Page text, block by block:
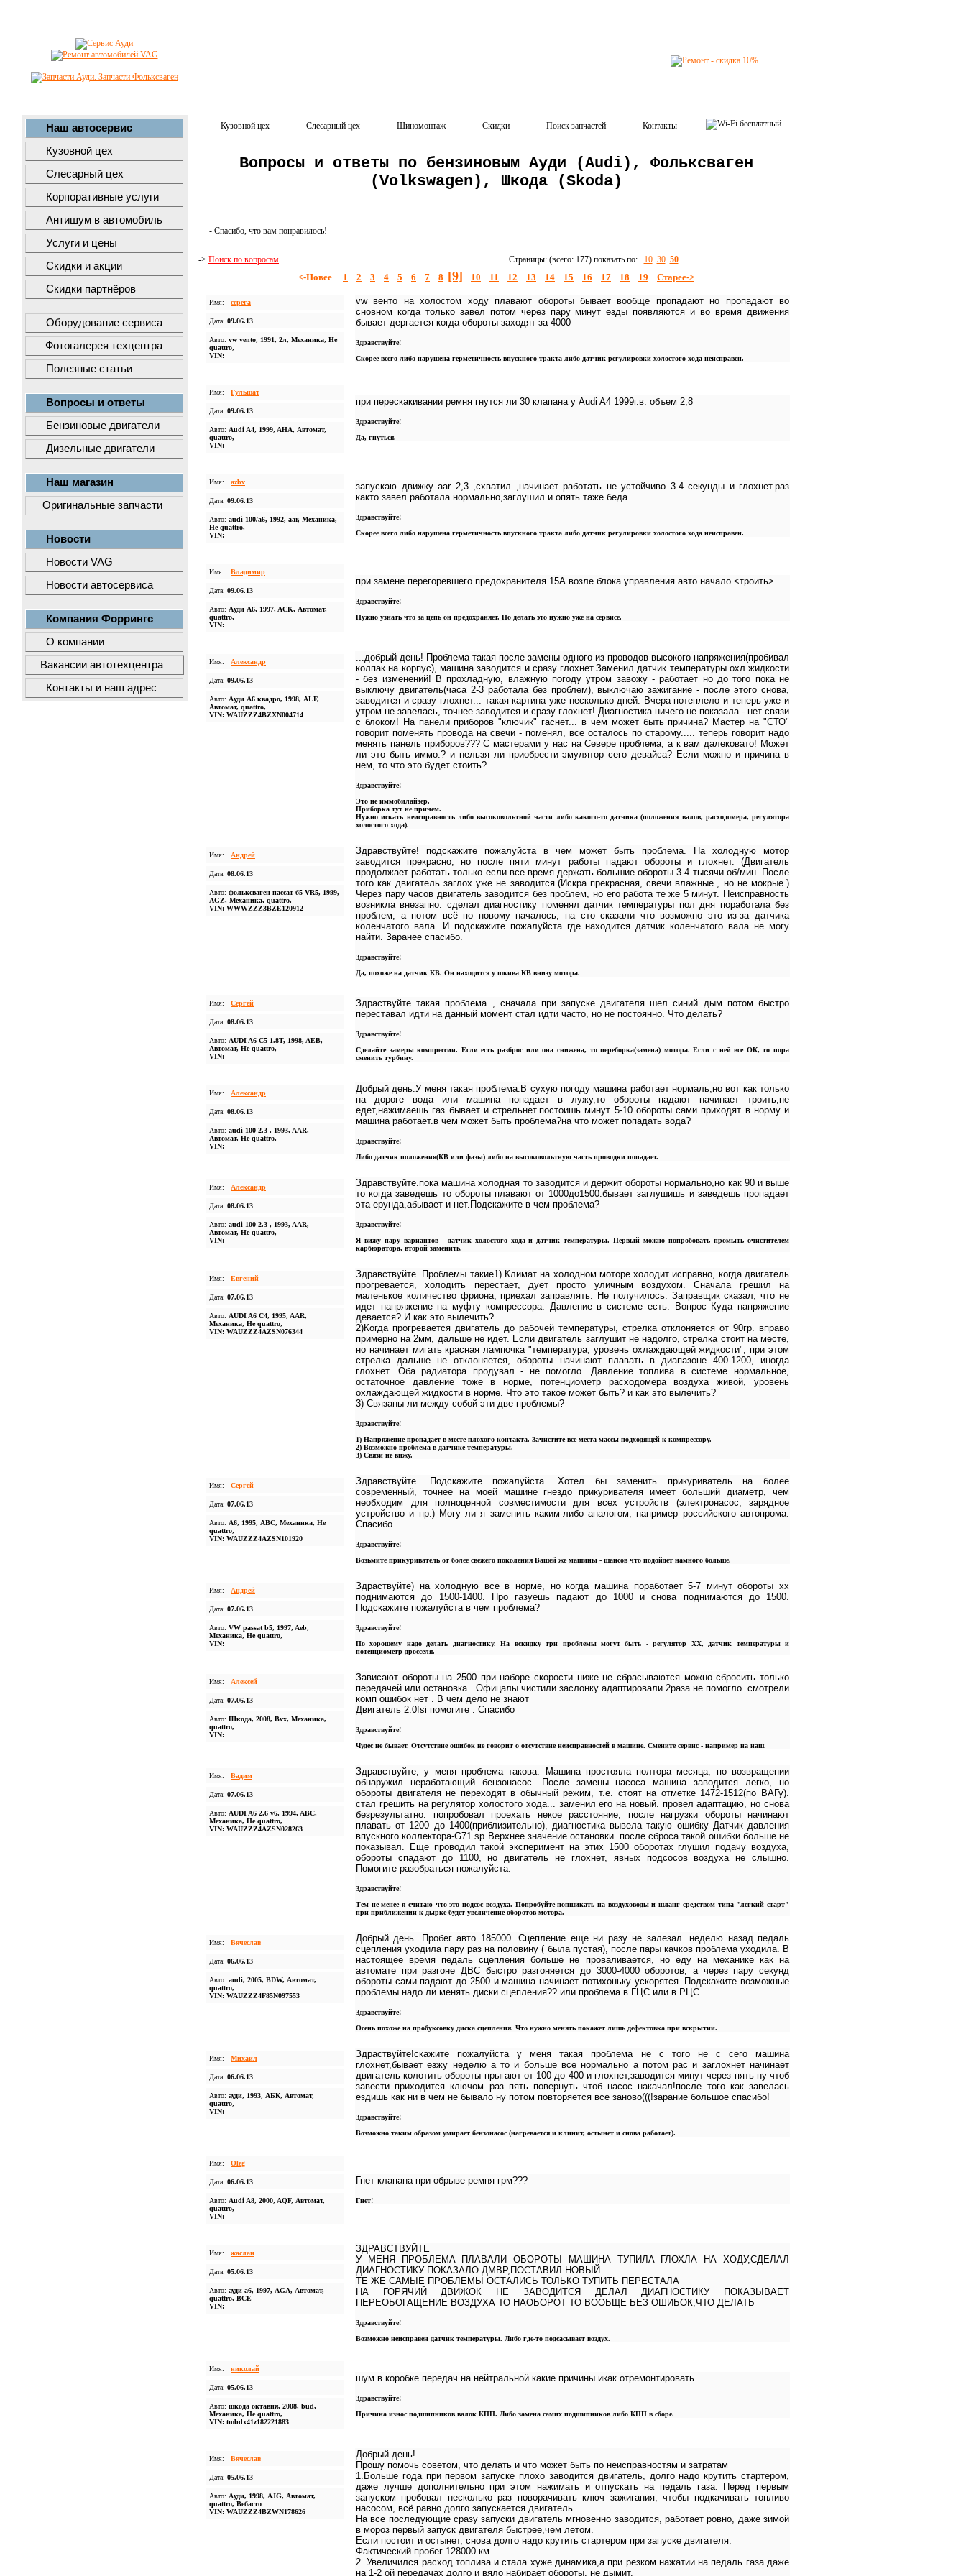
Наш автосервис
Кузовной цех
Слесарный цех
Корпоративные услуги
Антишум в автомобиль
Услуги и цены
Скидки и акции
Скидки партнёров
Оборудование сервиса
Фотогалерея техцентра
Полезные статьи
Вопросы и ответы
Бензиновые двигатели
Дизельные двигатели
Наш магазин
Оригинальные запчасти
Новости
Новости VAG
Новости автосервиса
Компания Форрингс
О компании
Вакансии автотехцентра
Контакты и наш адрес
Кузовной цех Слесарный цех Шиномонтаж Скидки Поиск запчастей Контакты
Вопросы и ответы по бензиновым Ауди (Audi), Фольксваген
(Volkswagen), Шкода (Skoda)
- Спасибо, что вам понравилось!
-> Поиск по вопросам Страницы: (всего: 177) показать по: 10 30 50
<-Новее 1 2 3 4 5 6 7 8 [9] 10 11 12 13 14 15 16 17 18 19 Старее->
Имя: серега
Дата: 09.06.13
Авто: vw vento, 1991, 2л, Механика, Не
quattro,
VIN:
vw венто на холостом ходу плавают обороты бывает вообще пропадают но пропадают во
сновном когда только завел потом через пару минут езды появляются и во время движения
бывает дергается когда обороты заходят за 4000
Здравствуйте!
Скорее всего либо нарушена герметичность впускного тракта либо датчик регулировки холостого хода неисправен.
Имя: Гульшат
Дата: 09.06.13
Авто: Audi A4, 1999, AHA, Автомат,
quattro,
VIN:
при перескакивании ремня гнутся ли 30 клапана у Audi A4 1999г.в. объем 2,8
Здравствуйте!
Да, гнуться.
Имя: azbv
Дата: 09.06.13
Авто: audi 100/a6, 1992, aar, Механика,
Не quattro,
VIN:
запускаю движку aar 2,3 ,схватил ,начинает работать не устойчиво 3-4 секунды и глохнет.раз
както завел работала нормально,заглушил и опять таже беда
Здравствуйте!
Скорее всего либо нарушена герметичность впускного тракта либо датчик регулировки холостого хода неисправен.
Имя: Владимир
Дата: 09.06.13
Авто: Aуди A6, 1997, ACK, Автомат,
quattro,
VIN:
при замене перегоревшего предохранителя 15А возле блока управления авто начало <троить>
Здравствуйте!
Нужно узнать что за цепь он предохраняет. Но делать это нужно уже на сервисе.
Имя: Александр
Дата: 09.06.13
Авто: Ауди А6 квадро, 1998, ALF,
Автомат, quattro,
VIN: WAUZZZ4BZXN004714
...добрый день! Проблема такая после замены одного из проводов высокого напряжения(пробивал
колпак на корпус), машина заводится и сразу глохнет.Заменил датчик температуры охл.жидкости
- без изменений! В прохладную, влажную погоду утром завожу - работает но до того пока не
выключу двигатель(часа 2-3 работала без проблем), выключаю зажигание - после этого снова,
заводится и сразу глохнет... такая картина уже несколько дней. Вчера потеплело и теперь уже и
утром не завелась, точнее заводится и сразу глохнет! Диагностика ничего не показала - нет связи
с блоком! На панели приборов "ключик" гаснет... в чем может быть причина? Мастер на "СТО"
говорит поменять провода на свечи - поменял, все осталось по старому..... теперь говорит надо
менять панель приборов??? С мастерами у нас на Севере проблема, а к вам далековато! Может
ли это быть иммо.? и нельзя ли приобрести эмулятор сего девайса? Если можно и причина в
нем, то что это будет стоить?
Здравствуйте!
Это не иммобилайзер.
Приборка тут не причем.
Нужно искать неисправность либо высоковольтной части либо какого-то датчика (положения валов, расходомера, регулятора
холостого хода).
Имя: Андрей
Дата: 08.06.13
Авто: фольксваген пассат б5 VR5, 1999,
AGZ, Механика, quattro,
VIN: WWWZZZ3BZE120912
Здравствуйте! подскажите пожалуйста в чем может быть проблема. На холодную мотор
заводится прекрасно, но после пяти минут работы падают обороты и глохнет. (Двигатель
продолжает работать только если все время держать большие обороты 3-4 тысячи об/мин. После
того как двигатель заглох уже не заводится.(Искра прекрасная, свечи влажные., но не мокрые.)
Через пару часов двигатель заводится без проблем, но его работа те же 5 минут. Неисправность
возникла внезапно. сделал диагностику поменял датчик температуры пол дня поработала без
проблем, а потом всё по новому началось, на сто сказали что возможно это из-за датчика
коленчатого вала. И подскажите пожалуйста где находится датчик коленчатого вала не могу
найти. Заранее спасибо.
Здравствуйте!
Да, похоже на датчик КВ. Он находится у шкива КВ внизу мотора.
Имя: Сергей
Дата: 08.06.13
Авто: AUDI A6 C5 1.8T, 1998, AEB,
Автомат, Не quattro,
VIN:
Здраствуйте такая проблема , сначала при запуске двигателя шел синий дым потом быстро
переставал идти на данный момент стал идти часто, но не постоянно. Что делать?
Здравствуйте!
Сделайте замеры компрессии. Если есть разброс или она снижена, то переборка(замена) мотора. Если с ней все ОК, то пора
сменить турбину.
Имя: Александр
Дата: 08.06.13
Авто: audi 100 2.3 , 1993, AAR,
Автомат, Не quattro,
VIN:
Добрый день.У меня такая проблема.В сухую погоду машина работает нормаль,но вот как только
на дороге вода или машина попадает в лужу,то обороты падают начинает троить,не
едет,нажимаешь газ бывает и стрельнет.постоишь минут 5-10 обороты сами приходят в норму и
машина работает.в чем может быть проблема?на что может попадать вода?
Здравствуйте!
Либо датчик положения(КВ или фазы) либо на высоковольтную часть проводки попадает.
Имя: Александр
Дата: 08.06.13
Авто: audi 100 2.3 , 1993, AAR,
Автомат, Не quattro,
VIN:
Здравствуйте.пока машина холодная то заводится и держит обороты нормально,но как 90 и выше
то когда заведешь то обороты плавают от 1000до1500.бывает заглушишь и заведешь пропадает
эта ерунда,абывает и нет.Подскажите в чем проблема?
Здравствуйте!
Я вижу пару вариантов - датчик холостого хода и датчик температуры. Первый можно попробовать промыть очистителем
карбюратора, второй заменить.
Имя: Евгений
Дата: 07.06.13
Авто: AUDI A6 C4, 1995, AAR,
Механика, Не quattro,
VIN: WAUZZZ4AZSN076344
Здравствуйте. Проблемы такие1) Климат на холодном моторе холодит исправно, когда двигатель
прогревается, холодить перестает, дует просто уличным воздухом. Сначала грешил на
маленькое количество фриона, приехал заправлять. Не получилось. Заправщик сказал, что не
идет напряжение на муфту компрессора. Давление в системе есть. Вопрос Куда напряжение
девается? И как это вылечить?
2)Когда прогревается двигатель до рабочей температуры, стрелка отклоняется от 90гр. вправо
примерно на 2мм, дальше не идет. Если двигатель заглушит не надолго, стрелка стоит на месте,
но начинает мигать красная лампочка "температура, уровень охлаждающей жидкости", при этом
стрелка дальше не отклоняется, обороты начинают плавать в диапазоне 400-1200, иногда
глохнет. Оба радиатора продувал - не помогло. Давление топлива в системе нормальное,
остаточное давление тоже в норме, потенциометр расходомера воздуха живой, уровень
охлаждающей жидкости в норме. Что это такое может быть? и как это вылечить?
3) Связаны ли между собой эти две проблемы?
Здравствуйте!
1) Напряжение пропадает в месте плохого контакта. Зачистите все места массы подходящей к компрессору.
2) Возможно проблема в датчике температуры.
3) Связи не вижу.
Имя: Сергей
Дата: 07.06.13
Авто: А6, 1995, ABC, Механика, Не
quattro,
VIN: WAUZZZ4AZSN101920
Здравствуйте. Подскажите пожалуйста. Хотел бы заменить прикуриватель на более
современный, точнее на моей машине гнездо прикуривателя имеет больший диаметр, чем
необходим для полноценной совместимости для всех устройств (электронасос, зарядное
устройство и пр.) Могу ли я заменить каким-либо аналогом, например российского автопрома.
Спасибо.
Здравствуйте!
Возьмите прикуриватель от более свежего поколения Вашей же машины - шансов что подойдет намного больше.
Имя: Андрей
Дата: 07.06.13
Авто: VW passat b5, 1997, Aeb,
Механика, Не quattro,
VIN:
Здраствуйте) на холодную все в норме, но когда машина поработает 5-7 минут обороты хх
поднимаются до 1500-1400. Про газуешь падают до 1000 и снова поднимаются до 1500.
Подскажите пожалуйста в чем проблема?
Здравствуйте!
По хорошему надо делать диагностику. На вскидку три проблемы могут быть - регулятор ХХ, датчик температуры и
потенциометр дросселя.
Имя: Алексей
Дата: 07.06.13
Авто: Шкода, 2008, Bvx, Механика,
quattro,
VIN:
Зависают обороты на 2500 при наборе скорости ниже не сбрасываются можно сбросить только
передачей или остановка . Офицалы чистили заслонку адаптировали 2раза не помогло .смотрели
комп ошибок нет . В чем дело не знают
Двигатель 2.0fsi помогите . Спасибо
Здравствуйте!
Чудес не бывает. Отсутствие ошибок не говорит о отсутствие неисправностей в машине. Смените сервис - например на наш.
Имя: Вадим
Дата: 07.06.13
Авто: AUDI A6 2.6 v6, 1994, ABC,
Механика, Не quattro,
VIN: WAUZZZ4AZSN028263
Здравствуйте, у меня проблема такова. Машина простояла полтора месяца, по возвращении
обнаружил неработающий бензонасос. После замены насоса машина заводится легко, но
обороты двигателя не переходят в обычный режим, т.е. стоят на отметке 1472-1512(по ВАГу).
стал грешить на регулятор холостого хода... заменил его на новый. провел адаптацию, но снова
безрезультатно. попробовал проехать некое расстояние, после нагрузки обороты начинают
плавать от 1200 до 1400(приблизительно), диагностика вывела такую ошибку Датчик давления
впускного коллектора-G71 sp Верхнее значение остановки. после сброса такой ошибки больше не
показывал. Еще проводил такой эксперимент на этих 1500 оборотах глушил подачу воздуха,
обороты спадают до 1100, но двигатель не глохнет, явных подсосов воздуха не слышно.
Помогите разобраться пожалуйста.
Здравствуйте!
Тем не менее я считаю что это подсос воздуха. Попробуйте попшикать на воздуховоды и шланг средством типа "легкий старт"
при приближении к дырке будет увеличение оборотов мотора.
Имя: Вячеслав
Дата: 06.06.13
Авто: audi, 2005, BDW, Автомат,
quattro,
VIN: WAUZZZ4F85N097553
Добрый день. Пробег авто 185000. Сцепление еще ни разу не залезал. неделю назад педаль
сцепления уходила пару раз на половину ( была пустая), после пары качков проблема уходила. В
настоящее время педаль сцепления больше не проваливается, но еду на механике как на
автомате при разгоне ДВС быстро разгоняется до 3000-4000 оборотов, а через пару секунд
обороты сами падают до 2500 и машина начинает потихоньку ускорятся. Подскажите возможные
проблемы надо ли менять диски сцепления?? или проблема в ГЦС или в РЦС
Здравствуйте!
Осень похоже на пробуксовку диска сцепления. Что нужно менять покажет лишь дефектовка при вскрытии.
Имя: Михаил
Дата: 06.06.13
Авто: ауди, 1993, АБК, Автомат,
quattro,
VIN:
Здраствуйте!скажите пожалуйста у меня такая проблема не с того не с сего машина
глохнет,бывает езжу неделю а то и больше все нормально а потом рас и заглохнет начинает
двигатель колотить обороты прыгают от 100 до 400 и глохнет,заводится минут через пять ну чтоб
завести приходится ключом раз пять повернуть чтоб насос накачал!после того как завелась
ездишь как ни в чем не бывало ну потом повторяется все заново(((!зарание большое спасибо!
Здравствуйте!
Возможно таким образом умирает бензонасос (нагревается и клинит, остынет и снова работает).
Имя: Oleg
Дата: 06.06.13
Авто: Audi A8, 2000, AQF, Автомат,
quattro,
VIN:
Гнет клапана при обрыве ремня грм???
Гнет!
Имя: жаслан
Дата: 05.06.13
Авто: ауди а6, 1997, AGA, Автомат,
quattro, ВСЕ
VIN:
ЗДРАВСТВУЙТЕ
У МЕНЯ ПРОБЛЕМА ПЛАВАЛИ ОБОРОТЫ МАШИНА ТУПИЛА ГЛОХЛА НА ХОДУ,СДЕЛАЛ
ДИАГНОСТИКУ ПОКАЗАЛО ДМВР,ПОСТАВИЛ НОВЫЙ
ТЕ ЖЕ САМЫЕ ПРОБЛЕМЫ ОСТАЛИСЬ ТОЛЬКО ТУПИТЬ ПЕРЕСТАЛА
НА ГОРЯЧИЙ ДВИЖОК НЕ ЗАВОДИТСЯ ДЕЛАЛ ДИАГНОСТИКУ ПОКАЗЫВАЕТ
ПЕРЕОБОГАЩЕНИЕ ВОЗДУХА ТО НАОБОРОТ ТО ВООБЩЕ БЕЗ ОШИБОК,ЧТО ДЕЛАТЬ
Здравствуйте!
Возможно неисправен датчик температуры. Либо где-то подсасывает воздух.
Имя: николай
Дата: 05.06.13
Авто: шкода октавия, 2008, bud,
Механика, Не quattro,
VIN: tmbdx41z182221883
шум в коробке передач на нейтральной какие причины икак отремонтировать
Здравствуйте!
Причина износ подшипников валок КПП. Либо замена самих подшипников либо КПП в сборе.
Имя: Вячеслав
Дата: 05.06.13
Авто: Ауди, 1998, AJG, Автомат,
quattro, Вебасто
VIN: WAUZZZ4BZWN178626
Добрый день!
Прошу помочь советом, что делать и что может быть по неисправностям и затратам
1.Больше года при первом запуске плохо заводится двигатель, долго надо крутить стартером,
даже лучше дополнительно при этом нажимать и отпускать на педаль газа. Перед первым
запуском пробовал несколько раз поворачивать ключ зажигания, чтобы подкачивать топливо
насосом, всё равно долго запускается двигатель.
На все последующие сразу запуски двигатель мгновенно заводится, работает ровно, даже зимой
в мороз первый запуск двигателя быстрее,чем летом.
Если постоит и остынет, снова долго надо крутить стартером при запуске двигателя.
Фактический пробег 128000 км.
2. Увеличился расход топлива и стала хуже динамика,а при резком нажатии на педаль газа даже
на 1-2 ой передачах долго и вяло набирает обороты, не дымит.